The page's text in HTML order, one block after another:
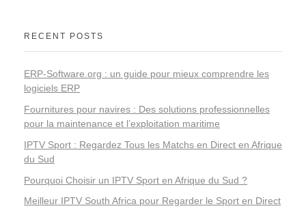
RECENT POSTS
ERP-Software.org : un guide pour mieux comprendre les
logiciels ERP
Fournitures pour navires : Des solutions professionnelles
pour la maintenance et l’exploitation maritime
IPTV Sport : Regardez Tous les Matchs en Direct en Afrique
du Sud
Pourquoi Choisir un IPTV Sport en Afrique du Sud ?
Meilleur IPTV South Africa pour Regarder le Sport en Direct